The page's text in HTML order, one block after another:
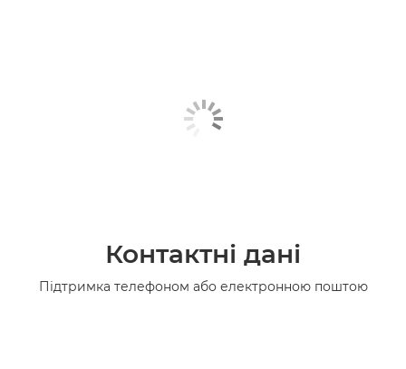
Контактні дані
Підтримка телефоном або електронною поштою